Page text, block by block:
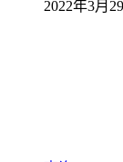
2022年3月